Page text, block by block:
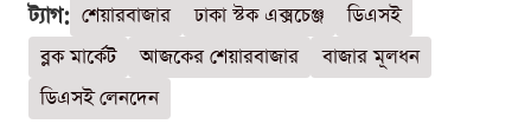
ট্যাগ: শেয়ারবাজার ঢাকা স্টক এক্সচেঞ্জ
ডিএসই
ব্লক মার্কেট
আজকের শেয়ারবাজার
বাজার মূলধন
ডিএসই লেনদেন